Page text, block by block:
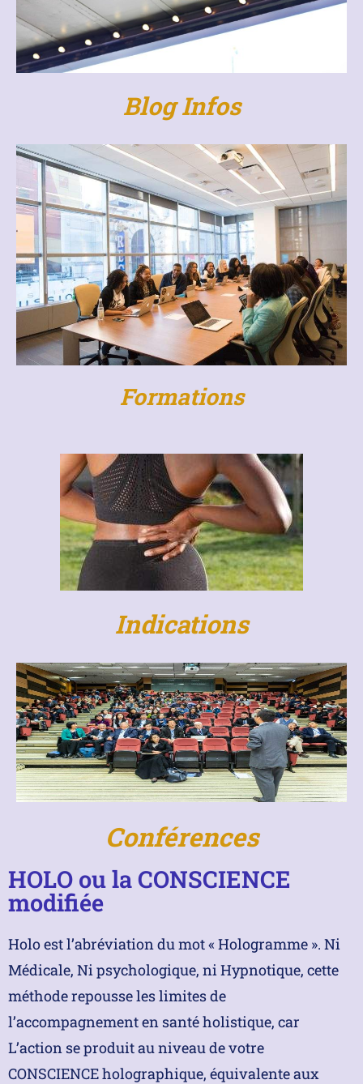
Blog Infos
Formations
Indications
Conférences
HOLO ou la CONSCIENCE
modifiée
Holo est l’abréviation du mot « Hologramme ». Ni
Médicale, Ni psychologique, ni Hypnotique, cette
méthode repousse les limites de
l’accompagnement en santé holistique, car
L’action se produit au niveau de votre
CONSCIENCE holographique, équivalente aux